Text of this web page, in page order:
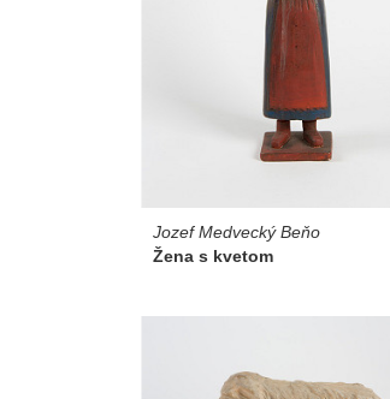
Jozef Medvecký Beňo
Žena s kvetom